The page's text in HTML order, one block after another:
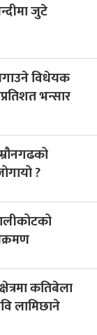
जुटे
विधेयक
भन्सार
?
कतिबेला
लामिछाने